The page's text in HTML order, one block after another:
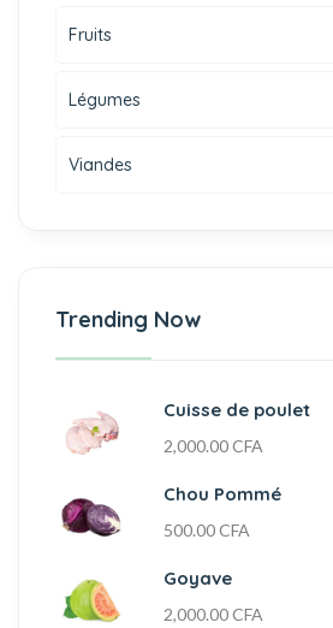
Fruits
Légumes
Viandes
Trending Now
Cuisse de poulet
2,000.00CFA
Chou Pommé
500.00CFA
Goyave
2,000.00CFA